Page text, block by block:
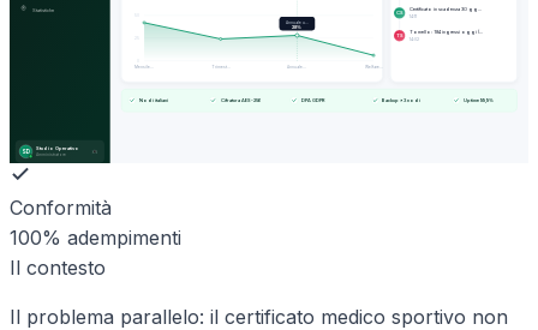
Statistiche
SD
Studio Operativo
Amministratore
Mensile…
Trimest… Annuale… Welfare…
Annuale u…
28%
CS
Certificato in scadenza 30 gg…
14:11
TS
Tornello: 184 ingressi oggi (…
14:02
Nodi italiani Cifratura AES-256 DPA GDPR Backup ×3 nodi Uptime 99,9%
Conformità
100% adempimenti
Il contesto
Il problema parallelo: il certificato medico sportivo non